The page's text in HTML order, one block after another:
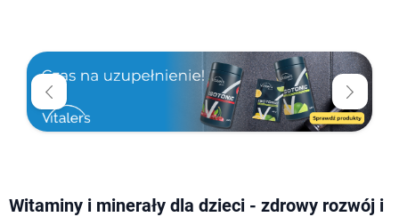
Witaminy i minerały dla dzieci - zdrowy rozwój i